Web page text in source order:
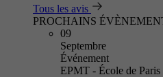
Tous les avis
PROCHAINS
09
Septembre
Événement
EPMT - École de Paris